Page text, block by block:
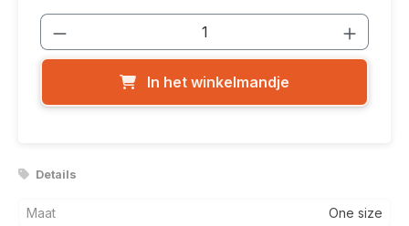
Producthoeveelheid: Voer de
In het winkelmandje
Details
Maat One size